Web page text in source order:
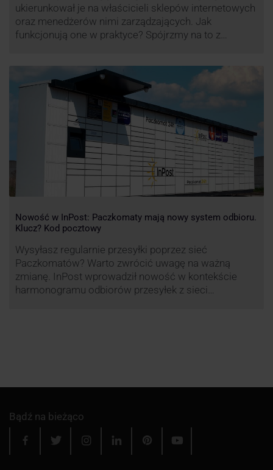
ukierunkował je na właścicieli sklepów internetowych
oraz menedżerów nimi zarządzających. Jak
funkcjonują one w praktyce? Spójrzmy na to z
Nowość w InPost: Paczkomaty mają nowy system odbioru.
Klucz? Kod pocztowy
Wysyłasz regularnie przesyłki poprzez sieć
Paczkomatów? Warto zwrócić uwagę na ważną
zmianę. InPost wprowadził nowość w kontekście
harmonogramu odbiorów przesyłek z sieci
Bądź na bieżąco